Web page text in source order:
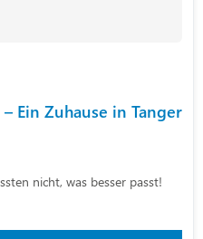
Ein Zuhause in Tanger
nicht, was besser passt!